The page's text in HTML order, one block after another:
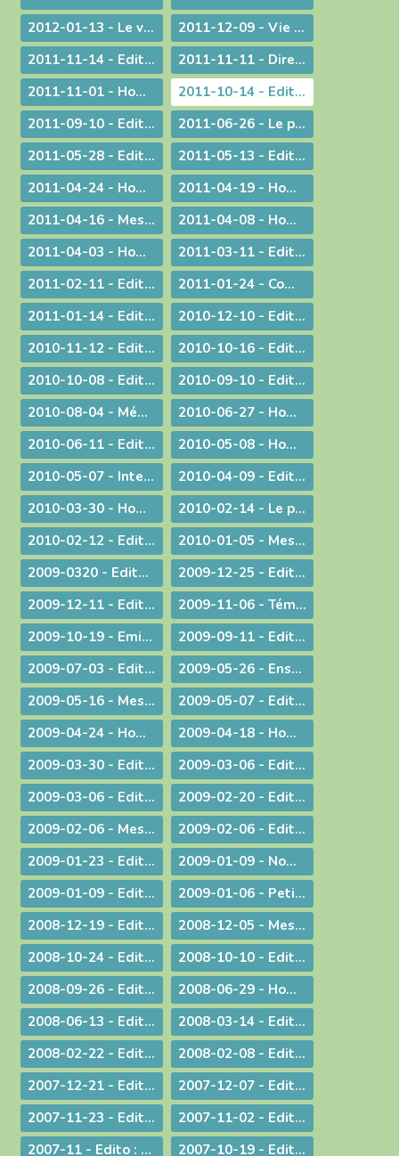
2012-01-13 - Le visage humain de Dieu
2011-12-09 - Vie privée ?
2011-11-14 - Edito : Mgr Bagnard revient sur le cinquantenaire de Vatican II
2011-11-11 - Dire et ne pas faire
2011-11-01 - Homélie pour la Toussaint
2011-10-14 - Edito : Vive la fa­mille !
2011-09-10 - Edito : Som­mes-nous prêts à assu­mer no­tre dif­fé­rence chré­tienne ?
2011-06-26 - Le prêtre et le mystère eucharistique
2011-05-28 - Edito : Que votre lumière brille aux yeux des hommes !
2011-05-13 - Edito : Mettre au monde des saints !
2011-04-24 - Homélie pour le Jour de Pâques
2011-04-19 - Homélie pour la Messe Chrismale
2011-04-16 - Message au sujet de l'Exposition "Je croix aux miracles" tenue en Avignon
2011-04-08 - Homélie : Itinéraire d'une rencontre avec Jésus
2011-04-03 - Homélie : Nous sommes tous des catéchumènes !
2011-03-11 - Edito : La vogue du prêt-à-porter
2011-02-11 - Edito : L'origine apostolique du célibat du prêtre
2011-01-24 - Communiqué aux chrétiens du diocèse
2011-01-14 - Edito : Une nouvelle année
2010-12-10 - Edito : Quel chemin pour l'humanité ?
2010-11-12 - Edito : Les saints n'ont pas disparu !
2010-10-16 - Edito : Le Synode pour le Moyen-Orient devrait tous nous faire réfléchir...
2010-10-08 - Edito : CARITAS IN VERITATE
2010-09-10 - Edito : Au rendez-vous des urgences, la mission est la première invitée
2010-08-04 - Méditation aux vêpres à Ars
2010-06-27 - Homélie pour les ordinations
2010-06-11 - Edito : S.D.F. pour une quin­zaine !
2010-05-08 - Homélie : Journée provinciale pour les vocations
2010-05-07 - Interview : La communion entre Eglises - Retour d'Irlande
2010-04-09 - Edito : "Attirons-le dans un piège"
2010-03-30 - Homélie pour la Messe chrismale
2010-02-14 - Le prêtre, guetteur de Dieu
2010-02-12 - Edito : La vérité de l'histoire
2010-01-05 - Message : Du nouveau dans la communication du diocèse de Belley-Ars !
2009-0320 - Edito : Quel avenir pour la paternité ?
2009-12-25 - Edito : Que de­vons-nous faire ?
2009-12-11 - Edito : Identité nationale
2009-11-06 - Témoignage : Demain, la vie de nos communautés chrétiennes
2009-10-19 - Emission : A propos du travail le dimanche
2009-09-11 - Edito : Une année pastorale qui ne ressemble à aucune autre !
2009-07-03 - Edito : Une toile de fond peu commune... pour une fin d'année ordinaire !
2009-05-26 - Enseignement : Journée du Presbyterium
2009-05-16 - Message : Evangélisation et année sacerdotale
2009-05-07 - Edito : Faut-il encore garder un peu de religion ?
2009-04-24 - Homélie pour la messe chrismale
2009-04-18 - Homélie : A Dieu !
2009-03-30 - ­Edito : Le choc de la dif­fé­rence
2009-03-06 - Edito : L'impact universel de nos responsabilités individuelles
2009-03-06 - Edito : Donner
2009-02-20 - Edito : Le droit de vivre !
2009-02-06 - Message aux diocésains à propos de la levée des excommunications des quatre évêques de la Fraternité Saint Pie X
2009-02-06 - Edito : Un nouveau pas sur la route de l'évangélisation
2009-01-23 - Edito : Une prière sans parole
2009-01-09 - Nomination : le P. S. Bataille, futur Supérieur du Séminaire Français de Rome
2009-01-09 - Edito : Sur les traces de saint Paul : le Forum de l'évangélisation
2009-01-06 - Petit guide de lecture de l'encylique « L'ÉGLISE VIT DE L'EUCHARISTIE »
2008-12-19 - Edito : Noël ou l'humilité de Dieu
2008-12-05 - Message pour le Jubilé du Saint Curé d'Ars
2008-10-24 - Edito : Rendez à César... rendez à Dieu...
2008-10-10 - Edito : La Parole de Dieu et la marche du monde
2008-09-26 - Edito : L'Eglise en France, une nouvelle fois visitée
2008-06-29 - Homélie pour les ordinations
2008-06-13 - Edito : Dialogue interreligieux : Le sens de la liberté religieuse
2008-03-14 - Edito : Là où se trouve Dieu... là se trouve l'avenir
2008-02-22 - Edito : Le regard de la foi
2008-02-08 - Edito : Quelle unité ?
2007-12-21 - Edito : Noël : Souffler sur les braises de l'espérance !
2007-12-07 - Edito : Anne-Lorraine - Sa résistance lui a coûté la vie !
2007-11-23 - Edito : La remise des Actes : une démarche liturgique
2007-11-02 - Edito : La remise d'un livre : une démarche diocésaine
2007-11 - Edito : A propos du Téléthon 2007
2007-10-19 - Edito : Discerner